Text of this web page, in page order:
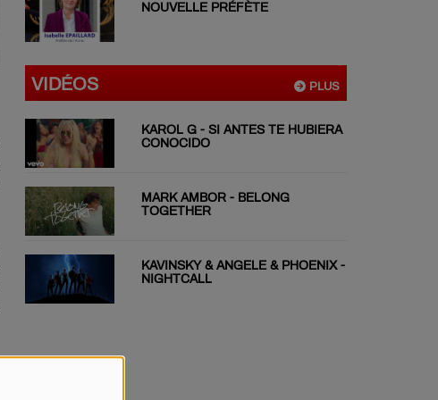
NOUVELLE PRÉFÈTE
PLUS
VIDÉOS
KAROL G - SI ANTES TE HUBIERA
CONOCIDO
MARK AMBOR - BELONG
TOGETHER
KAVINSKY & ANGELE & PHOENIX -
NIGHTCALL